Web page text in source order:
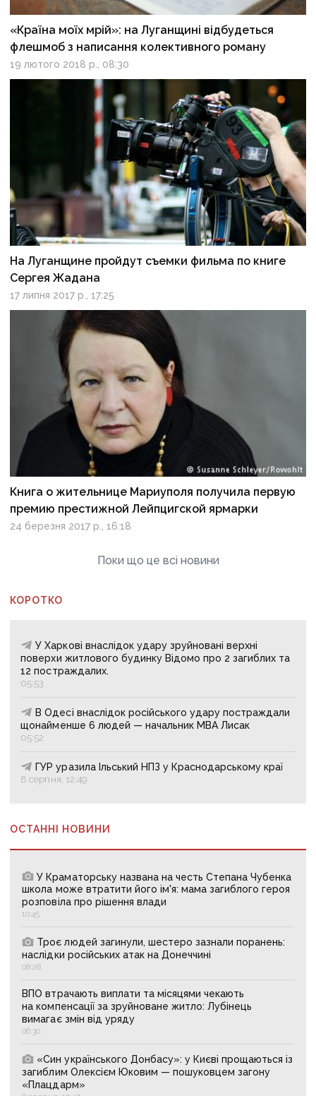
«Країна моїх мрій»: на Луганщині відбудеться
флешмоб з написання колективного роману
19 лютого 2018 р., 08:30
На Луганщине пройдут съемки фильма по книге
Сергея Жадана
17 липня 2017 р., 17:25
Книга о жительнице Мариуполя получила первую
премию престижной Лейпцигской ярмарки
24 березня 2017 р., 16:18
Поки що це всі новини
КОРОТКО
У Харкові внаслідок удару зруйновані верхні
поверхи житлового будинку Відомо про 2 загиблих та
12 постраждалих.
05:53
В Одесі внаслідок російського удару постраждали
щонайменше 6 людей — начальник МВА Лисак
05:52
ГУР уразила Ільський НПЗ у Краснодарському краї
8 серпня, 12:49
ОСТАННІ НОВИНИ
У Краматорську названа на честь Степана Чубенка
школа може втратити його ім'я: мама загиблого героя
розповіла про рішення влади
10:45
Троє людей загинули, шестеро зазнали поранень:
наслідки російських атак на Донеччині
08:28
ВПО втрачають виплати та місяцями чекають
на компенсації за зруйноване житло: Лубінець
вимагає змін від уряду
06:30
«Син українського Донбасу»: у Києві прощаються із
загиблим Олексієм Юковим — пошуковцем загону
«Плацдарм»